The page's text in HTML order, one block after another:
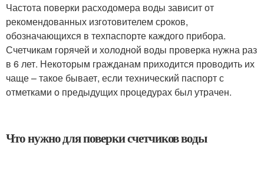
Частота поверки расходомера воды зависит от
рекомендованных изготовителем сроков,
обозначающихся в техпаспорте каждого прибора.
Счетчикам горячей и холодной воды проверка нужна раз
в 6 лет. Некоторым гражданам приходится проводить их
чаще – такое бывает, если технический паспорт с
отметками о предыдущих процедурах был утрачен.
Что нужно для поверки счетчиков воды